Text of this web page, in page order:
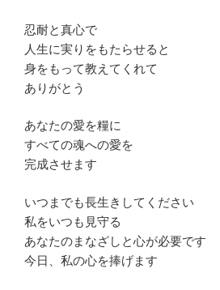
忍耐と真心で
人生に実りをもたらせると
身をもって教えてくれて
ありがとう
あなたの愛を糧に
すべての魂への愛を
完成させます
いつまでも長生きしてください
私をいつも見守る
あなたのまなざしと心が必要です
今日、私の心を捧げます